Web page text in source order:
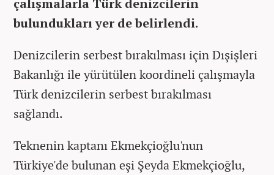
bulundukları yer de belirlendi.
Denizcilerin serbest bırakılması için Dışişleri
Bakanlığı ile yürütülen koordineli çalışmayla
Türk denizcilerin serbest bırakılması
sağlandı.
Teknenin kaptanı Ekmekçioğlu'nun
Türkiye'de bulunan eşi Şeyda Ekmekçioğlu,